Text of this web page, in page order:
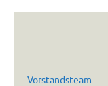
Vorstandsteam